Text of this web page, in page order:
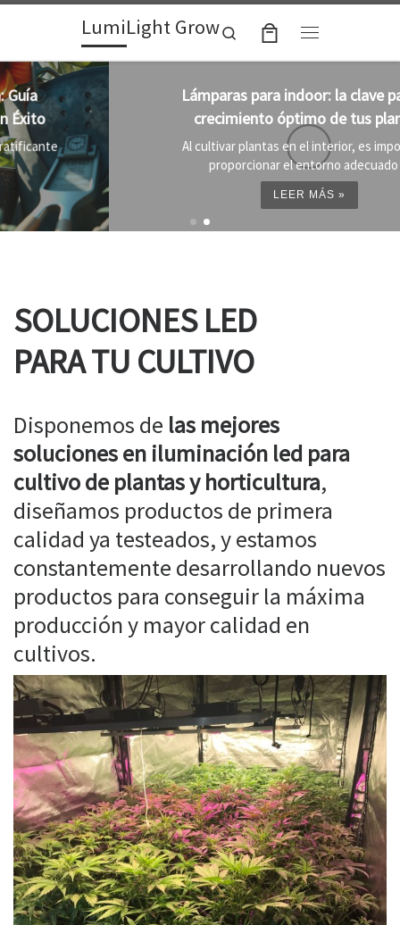
Skip to contentLumiLight Grow
Search
Lámparas para indoor: la clave para un
crecimiento óptimo de tus plantas
Al cultivar plantas en el interior, es importante
proporcionar el entorno adecuado ...
SOLUCIONES LED
PARA TU CULTIVO
Disponemos de las mejores
soluciones en iluminación led para
cultivo de plantas y horticultura,
diseñamos productos de primera
calidad ya testeados, y estamos
constantemente desarrollando nuevos
productos para conseguir la máxima
producción y mayor calidad en
cultivos.